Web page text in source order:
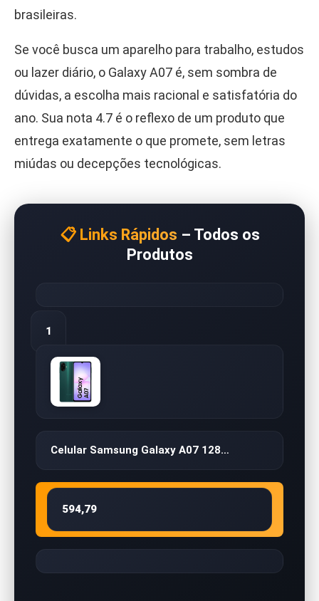
brasileiras.
Se você busca um aparelho para trabalho, estudos
ou lazer diário, o Galaxy A07 é, sem sombra de
dúvidas, a escolha mais racional e satisfatória do
ano. Sua nota 4.7 é o reflexo de um produto que
entrega exatamente o que promete, sem letras
miúdas ou decepções tecnológicas.
📋 Links Rápidos – Todos os
Produtos
1
Celular Samsung Galaxy A07 128…
594,79